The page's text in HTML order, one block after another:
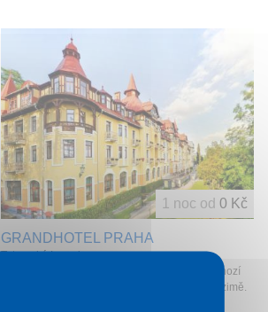
GRANDHOTEL PRAHA
Tatranská Lomnica
Můj názor: „Grandhotel Praha je vynikající výchozí
bod pro horské výšlapy v létě a pro lyžování v zimě.
1 noc od 0 Kč